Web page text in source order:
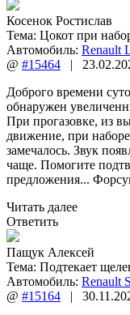
Косенок Ростислав
Тема: Цокот при
Автомобиль: Renault
@ #15464 |
Доброго времени
обнаружен
При прогазовке, из
движение, при
замечалось. Звук
чаще. Помогите
предложения...
Читать далее
Ответить
Пащук Алексей
Тема: Подтекает
Автомобиль: Renault
@ #15164 |